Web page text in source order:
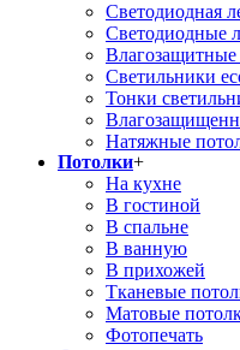
Светодиодная
Светодиодные
Светильники
Тонки
Натяжные
Потолки+
На кухне
В гостиной
В спальне
В ванную
В прихожей
Тканевые
Матовые
Фотопечать